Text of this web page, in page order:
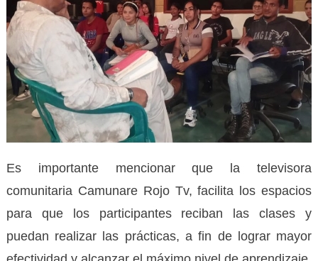
Es importante mencionar que la televisora
comunitaria Camunare Rojo Tv, facilita los espacios
para que los participantes reciban las clases y
puedan realizar las prácticas, a fin de lograr mayor